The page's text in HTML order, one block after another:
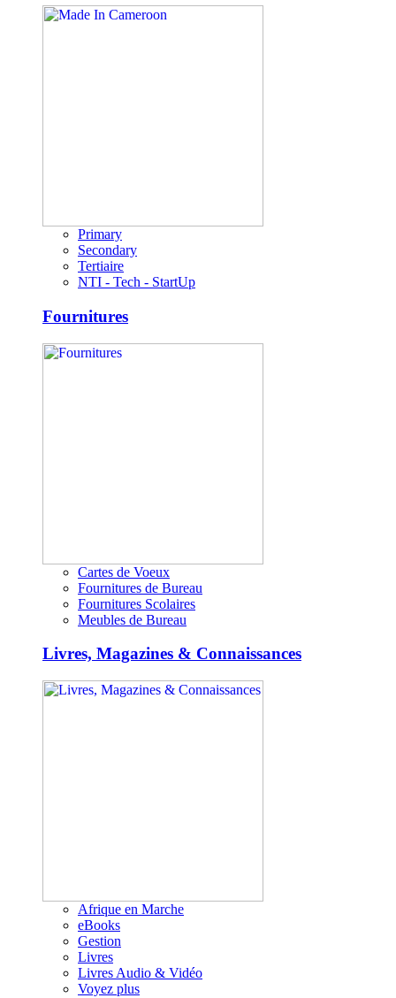
Primary
Secondary
Tertiaire
NTI - Tech - StartUp
Fournitures
Cartes de Voeux
Fournitures de Bureau
Fournitures Scolaires
Meubles de Bureau
Livres, Magazines & Connaissances
Afrique en Marche
eBooks
Gestion
Livres
Livres Audio & Vidéo
Voyez plus